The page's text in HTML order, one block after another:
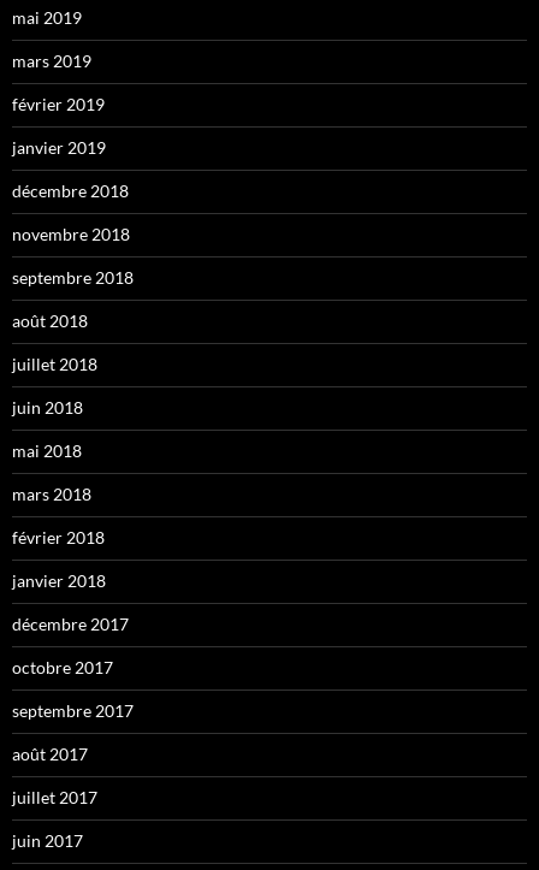
mai 2019
mars 2019
février 2019
janvier 2019
décembre 2018
novembre 2018
septembre 2018
août 2018
juillet 2018
juin 2018
mai 2018
mars 2018
février 2018
janvier 2018
décembre 2017
octobre 2017
septembre 2017
août 2017
juillet 2017
juin 2017